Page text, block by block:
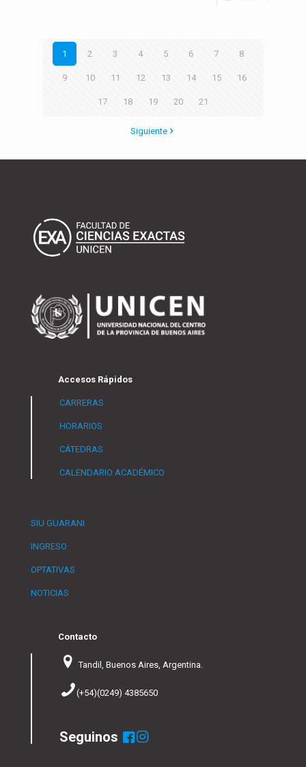
1 2 3 4 5 6 7 8
9 10 11 12 13 14 15 16
17 18 19 20 21
Siguiente
Accesos Rápidos
CARRERAS
HORARIOS
CÁTEDRAS
CALENDARIO ACADÉMICO
SIU GUARANI
INGRESO
OPTATIVAS
NOTICIAS
Contacto
Tandil, Buenos Aires, Argentina.
(+54)(0249) 4385650
Seguinos